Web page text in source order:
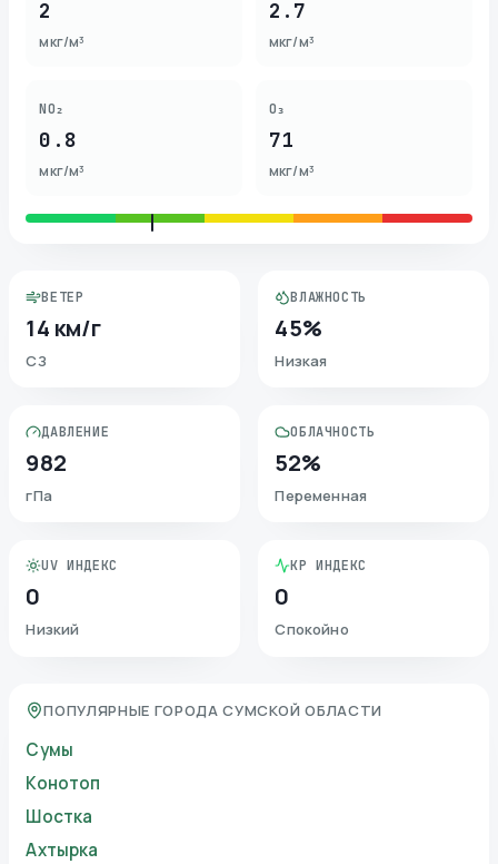
2
мкг/м³
2.7
мкг/м³
NO₂
0.8
мкг/м³
O₃
71
мкг/м³
ВЕТЕР
14 км/г
СЗ
ВЛАЖНОСТЬ
45%
Низкая
ДАВЛЕНИЕ
982
гПа
ОБЛАЧНОСТЬ
52%
Переменная
UV ИНДЕКС
0
Низкий
KP ИНДЕКС
0
Спокойно
ПОПУЛЯРНЫЕ ГОРОДА СУМСКОЙ ОБЛАСТИ
Сумы
Конотоп
Шостка
Ахтырка